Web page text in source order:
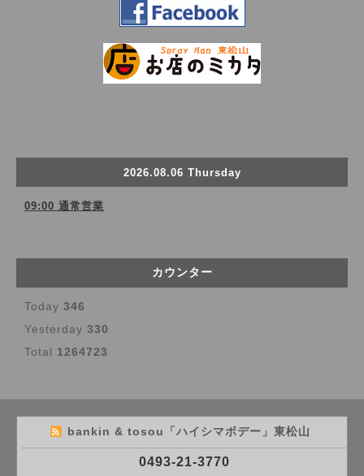
2026.08.06 Thursday
09:00 通常営業
カウンター
Today 346
Yesterday 330
Total 1264723
bankin & tosou「ハイシマボデー」東松山
0493-21-3770